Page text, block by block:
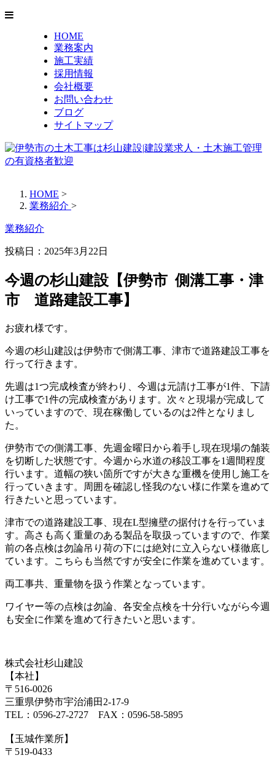
HOME
業務案内
施工実績
採用情報
会社概要
お問い合わせ
ブログ
サイトマップ
HOME >
業務紹介 >
業務紹介
投稿日：2025年3月22日
今週の杉山建設【伊勢市 側溝工事・津
市 道路建設工事】
お疲れ様です。
今週の杉山建設は伊勢市で側溝工事、津市で道路建設工事を
行って行きます。
先週は1つ完成検査が終わり、今週は元請け工事が1件、下請
け工事で1件の完成検査があります。次々と現場が完成して
いっていますので、現在稼働しているのは2件となりまし
た。
伊勢市での側溝工事、先週金曜日から着手し現在現場の舗装
を切断した状態です。今週から水道の移設工事を1週間程度
行います。道幅の狭い箇所ですが大きな重機を使用し施工を
行っていきます。周囲を確認し怪我のない様に作業を進めて
行きたいと思っています。
津市での道路建設工事、現在L型擁壁の据付けを行っていま
す。高さも高く重量のある製品を取扱っていますので、作業
前の各点検は勿論吊り荷の下には絶対に立入らない様徹底し
ています。こちらも当然ですが安全に作業を進めています。
両工事共、重量物を扱う作業となっています。
ワイヤー等の点検は勿論、各安全点検を十分行いながら今週
も安全に作業を進めて行きたいと思います。
株式会社杉山建設
【本社】
〒516-0026
三重県伊勢市宇治浦田2-17-9
TEL：0596-27-2727 FAX：0596-58-5895
【玉城作業所】
〒519-0433